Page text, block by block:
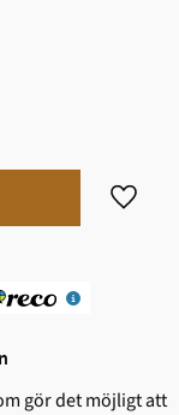
Lägg
gör det möjligt att